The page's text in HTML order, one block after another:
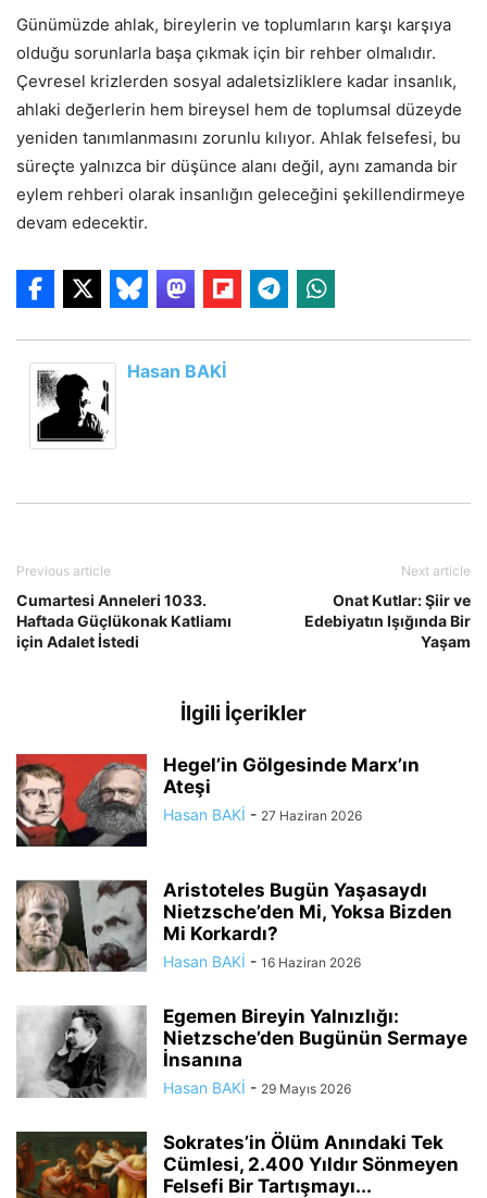
Günümüzde ahlak, bireylerin ve toplumların karşı karşıya
olduğu sorunlarla başa çıkmak için bir rehber olmalıdır.
Çevresel krizlerden sosyal adaletsizliklere kadar insanlık,
ahlaki değerlerin hem bireysel hem de toplumsal düzeyde
yeniden tanımlanmasını zorunlu kılıyor. Ahlak felsefesi, bu
süreçte yalnızca bir düşünce alanı değil, aynı zamanda bir
eylem rehberi olarak insanlığın geleceğini şekillendirmeye
devam edecektir.
Hasan BAKİ
Previous article
Cumartesi Anneleri 1033.
Haftada Güçlükonak Katliamı
için Adalet İstedi
Next article
Onat Kutlar: Şiir ve
Edebiyatın Işığında Bir
Yaşam
İlgili İçerikler
Hegel’in Gölgesinde Marx’ın
Ateşi
Hasan BAKİ - 27 Haziran 2026
Aristoteles Bugün Yaşasaydı
Nietzsche’den Mi, Yoksa Bizden
Mi Korkardı?
Hasan BAKİ - 16 Haziran 2026
Egemen Bireyin Yalnızlığı:
Nietzsche’den Bugünün Sermaye
İnsanına
Hasan BAKİ - 29 Mayıs 2026
Sokrates’in Ölüm Anındaki Tek
Cümlesi, 2.400 Yıldır Sönmeyen
Felsefi Bir Tartışmayı...